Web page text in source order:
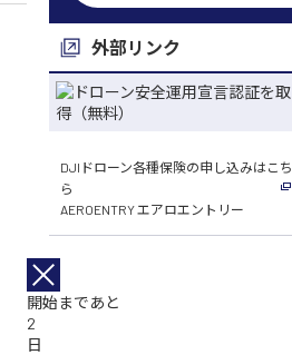
外部リンク
DJIドローン各種保険の申し込みはこち
ら
AEROENTRY エアロエントリー
開始まであと
2
日